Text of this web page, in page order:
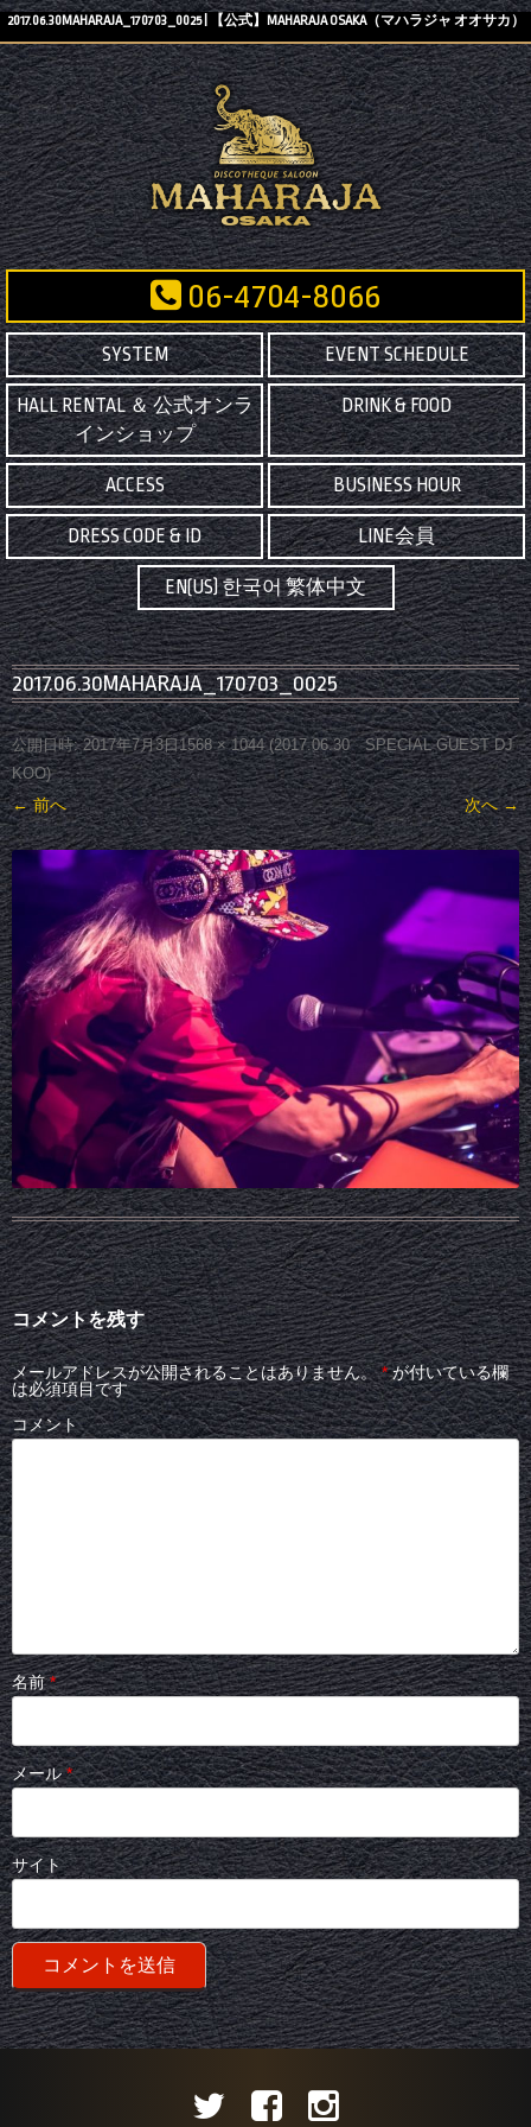
2017.06.30MAHARAJA_170703_0025 | 【公式】MAHARAJA OSAKA（マハラジャ オオサカ）
06-4704-8066
SYSTEM EVENT SCHEDULE
HALL RENTAL ＆ 公式オンラ
インショップ
DRINK & FOOD
ACCESS BUSINESS HOUR
DRESS CODE & ID LINE会員
EN(US) 한국어 繁体中文
2017.06.30MAHARAJA_170703_0025
公開日時: 2017年7月3日1568 × 1044(2017.06.30 SPECIAL GUEST DJ
KOO)
← 前へ 次へ →
コメントを残す
メールアドレスが公開されることはありません。 *が付いている欄
は必須項目です
コメント
名前*
メール*
サイト